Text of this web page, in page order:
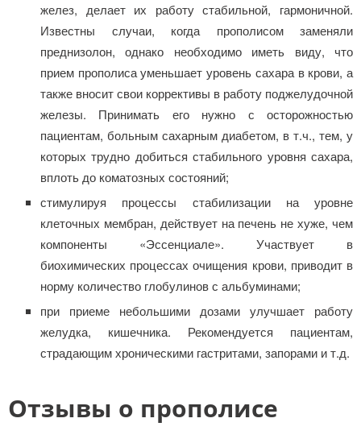
желез, делает их работу стабильной, гармоничной.
Известны случаи, когда прополисом заменяли
преднизолон, однако необходимо иметь виду, что
прием прополиса уменьшает уровень сахара в крови, а
также вносит свои коррективы в работу поджелудочной
железы. Принимать его нужно с осторожностью
пациентам, больным сахарным диабетом, в т.ч., тем, у
которых трудно добиться стабильного уровня сахара,
вплоть до коматозных состояний;
стимулируя процессы стабилизации на уровне
клеточных мембран, действует на печень не хуже, чем
компоненты «Эссенциале». Участвует в
биохимических процессах очищения крови, приводит в
норму количество глобулинов с альбуминами;
при приеме небольшими дозами улучшает работу
желудка, кишечника. Рекомендуется пациентам,
страдающим хроническими гастритами, запорами и т.д.
Отзывы о прополисе